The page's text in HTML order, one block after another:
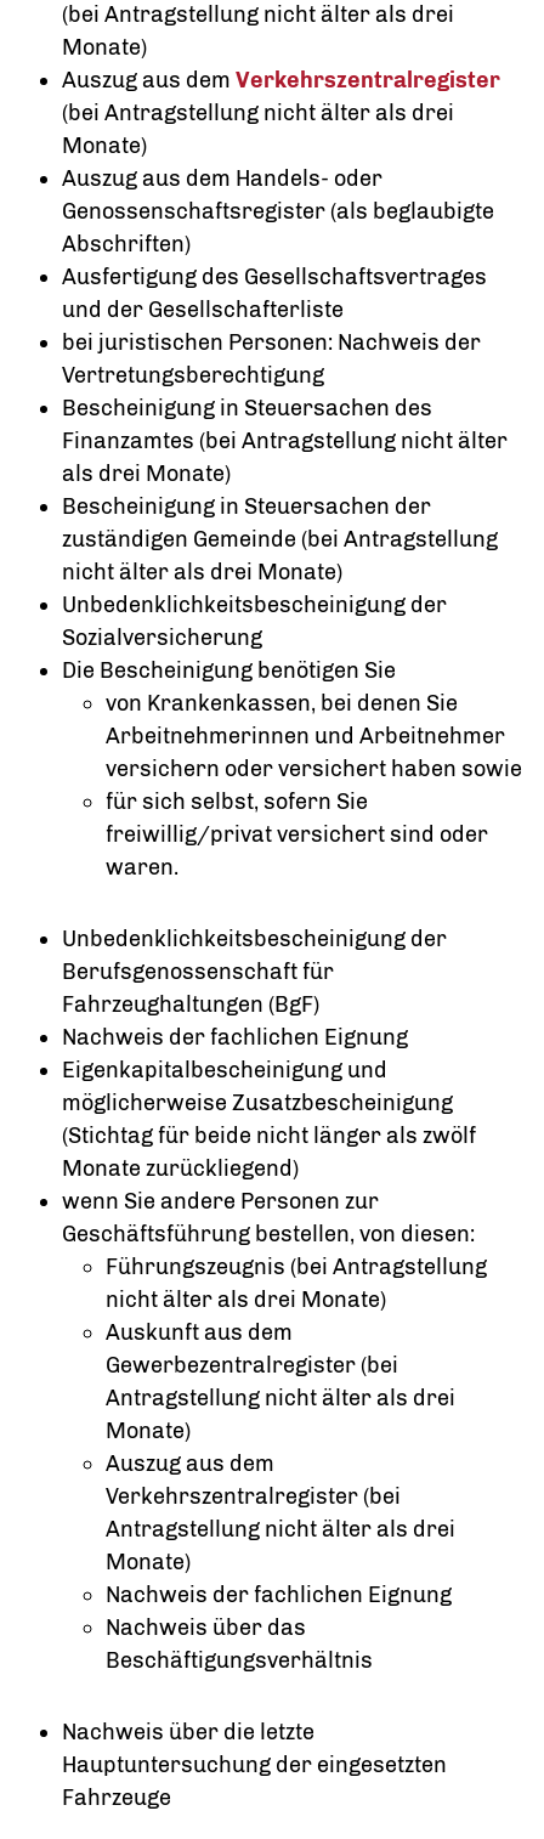
(bei Antragstellung nicht älter als drei
Monate)
Auszug aus dem Verkehrszentralregister
(bei Antragstellung nicht älter als drei
Monate)
Auszug aus dem Handels- oder
Genossenschaftsregister (als beglaubigte
Abschriften)
Ausfertigung des Gesellschaftsvertrages
und der Gesellschafterliste
bei juristischen Personen: Nachweis der
Vertretungsberechtigung
Bescheinigung in Steuersachen des
Finanzamtes (bei Antragstellung nicht älter
als drei Monate)
Bescheinigung in Steuersachen der
zuständigen Gemeinde (bei Antragstellung
nicht älter als drei Monate)
Unbedenklichkeitsbescheinigung der
Sozialversicherung
Die Bescheinigung benötigen Sie
von Krankenkassen, bei denen Sie
Arbeitnehmerinnen und Arbeitnehmer
versichern oder versichert haben sowie
für sich selbst, sofern Sie
freiwillig/privat versichert sind oder
waren.
Unbedenklichkeitsbescheinigung der
Berufsgenossenschaft für
Fahrzeughaltungen (BgF)
Nachweis der fachlichen Eignung
Eigenkapitalbescheinigung und
möglicherweise Zusatzbescheinigung
(Stichtag für beide nicht länger als zwölf
Monate zurückliegend)
wenn Sie andere Personen zur
Geschäftsführung bestellen, von diesen:
Führungszeugnis (bei Antragstellung
nicht älter als drei Monate)
Auskunft aus dem
Gewerbezentralregister (bei
Antragstellung nicht älter als drei
Monate)
Auszug aus dem
Verkehrszentralregister (bei
Antragstellung nicht älter als drei
Monate)
Nachweis der fachlichen Eignung
Nachweis über das
Beschäftigungsverhältnis
Nachweis über die letzte
Hauptuntersuchung der eingesetzten
Fahrzeuge